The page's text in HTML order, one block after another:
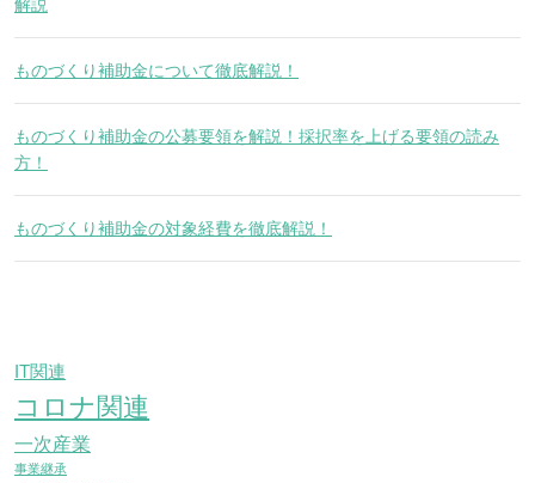
解説
ものづくり補助金について徹底解説！
ものづくり補助金の公募要領を解説！採択率を上げる要領の読み
方！
ものづくり補助金の対象経費を徹底解説！
IT関連
コロナ関連
一次産業
事業継承